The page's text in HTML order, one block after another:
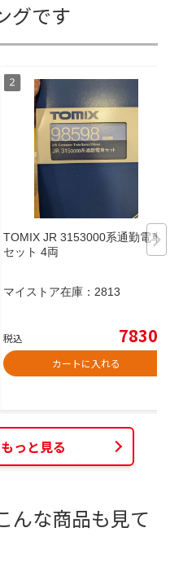
グです
TOMIX JR 3153000系通勤電車
セット 4両
マイストア在庫： 2813
税込 7830
カートに入れる
っと見る
んな商品も見て